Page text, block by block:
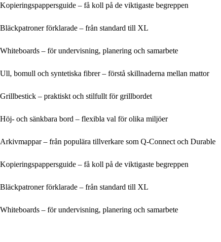
Kopieringspappersguide – få koll på de viktigaste begreppen
Bläckpatroner förklarade – från standard till XL
Whiteboards – för undervisning, planering och samarbete
Ull, bomull och syntetiska fibrer – förstå skillnaderna mellan mattor
Grillbestick – praktiskt och stilfullt för grillbordet
Höj- och sänkbara bord – flexibla val för olika miljöer
Arkivmappar – från populära tillverkare som Q-Connect och Durable
Kopieringspappersguide – få koll på de viktigaste begreppen
Bläckpatroner förklarade – från standard till XL
Whiteboards – för undervisning, planering och samarbete